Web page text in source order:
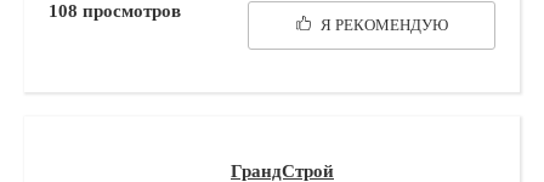
Я РЕКОМЕНДУЮ
108 просмотров
ГрандСтрой